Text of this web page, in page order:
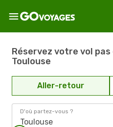
Réservez votre vol pas
Toulouse
Aller-retour
D'où partez-vous ?
Toulouse